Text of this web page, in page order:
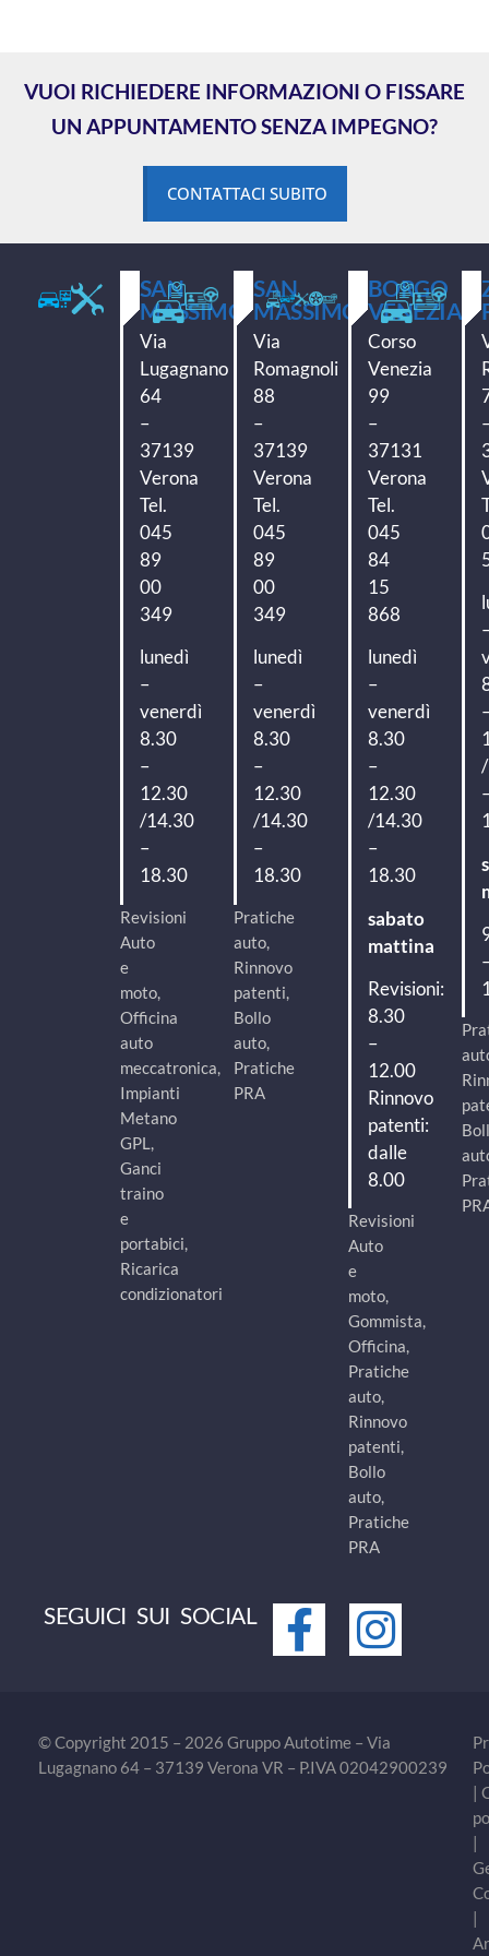
VUOI RICHIEDERE INFORMAZIONI O FISSARE
UN APPUNTAMENTO SENZA IMPEGNO?
CONTATTACI SUBITO
SAN
MASSIMO
Via
Lugagnano
64
–
37139
Verona
Tel.
045
89
00
349
lunedì
–
venerdì
8.30
–
12.30
/14.30
–
18.30
Revisioni
Auto
e
moto,
Officina
auto
meccatronica,
Impianti
Metano
GPL,
Ganci
traino
e
portabici,
Ricarica
condizionatori
SAN
MASSIMO
Via
Romagnoli
88
–
37139
Verona
Tel.
045
89
00
349
lunedì
–
venerdì
8.30
–
12.30
/14.30
–
18.30
Pratiche
auto,
Rinnovo
patenti,
Bollo
auto,
Pratiche
PRA
BORGO
VENEZIA
Corso
Venezia
99
–
37131
Verona
Tel.
045
84
15
868
lunedì
–
venerdì
8.30
–
12.30
/14.30
–
18.30
sabato
mattina
Revisioni:
8.30
–
12.00
Rinnovo
patenti:
dalle
8.00
Revisioni
Auto
e
moto,
Gommista,
Officina,
Pratiche
auto,
Rinnovo
patenti,
Bollo
auto,
Pratiche
PRA
SEGUICI SUI SOCIAL
© Copyright 2015 – 2026 Gruppo Autotime – Via
Lugagnano 64 – 37139 Verona VR – P.IVA 02042900239
|
|
|